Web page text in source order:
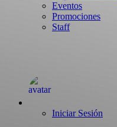
Eventos
Promociones
Staff
Iniciar Sesión